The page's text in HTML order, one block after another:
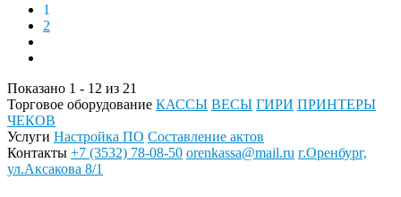
1
2
Показано 1 - 12 из 21
Торговое оборудование КАССЫ ВЕСЫ ГИРИ ПРИНТЕРЫ
ЧЕКОВ
Услуги Настройка ПО Составление актов
Контакты +7 (3532) 78-08-50 orenkassa@mail.ru г.Оренбург,
ул.Аксакова 8/1